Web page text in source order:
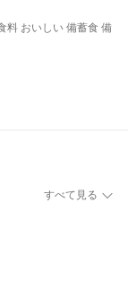
料 おいしい 備蓄食 備
すべて見る